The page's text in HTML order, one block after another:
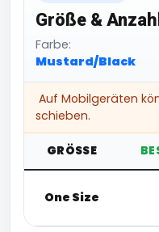
Größe &
Farbe:
Mustard/Black
Auf Mobilgeräten
schieben.
GRÖSSE
One Size